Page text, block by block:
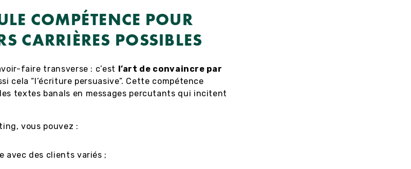
COMPÉTENCE POUR
CARRIÈRES POSSIBLES
faire transverse : c’est l’art de convaincre par
cela “l’écriture persuasive”. Cette compétence
textes banals en messages percutants qui incitent
vous pouvez :
avec des clients variés ;